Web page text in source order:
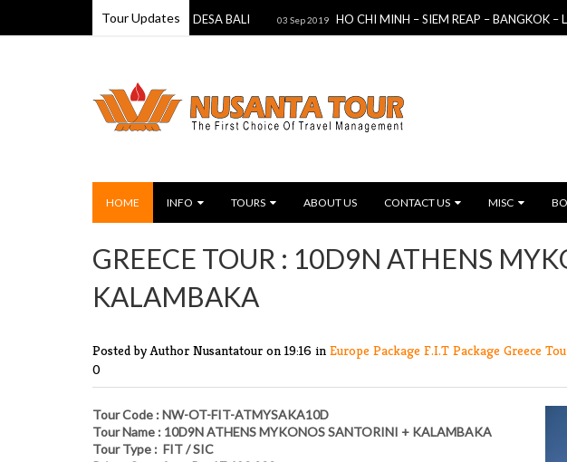
Tour Updates
— BULLET TRAIN — DESA BALI 03 Sep 2019 HO CHI MINH – SIEM REAP – BANGKOK – LUANG
HOME INFO TOURS ABOUT US CONTACT US MISC
GREECE TOUR : 10D9N ATHENS
KALAMBAKA
Posted by Author Nusantatour on 19:16 in Europe Package F.I.T Package Greece
0
Tour Code : NW-OT-FIT-ATMYSAKA10D
Tour Name : 10D9N ATHENS MYKONOS SANTORINI + KALAMBAKA
Tour Type : FIT / SIC